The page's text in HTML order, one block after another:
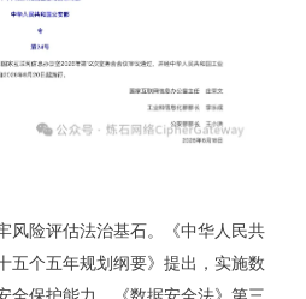
风险评估法治基石。《中华人民共
五个五年规划纲要》提出，实施数